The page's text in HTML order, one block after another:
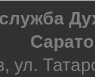
ул.